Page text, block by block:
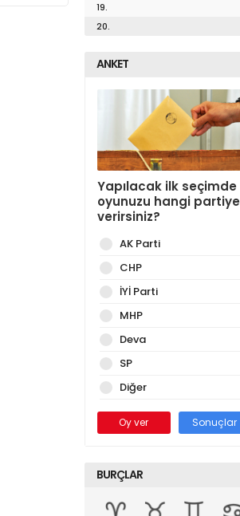
19.
20.
ANKET
Yapılacak ilk seçimde
oyunuzu hangi partiye
verirsiniz?
AK Parti
CHP
İYİ Parti
MHP
Deva
SP
Diğer
Oy ver Sonuçlar
BURÇLAR